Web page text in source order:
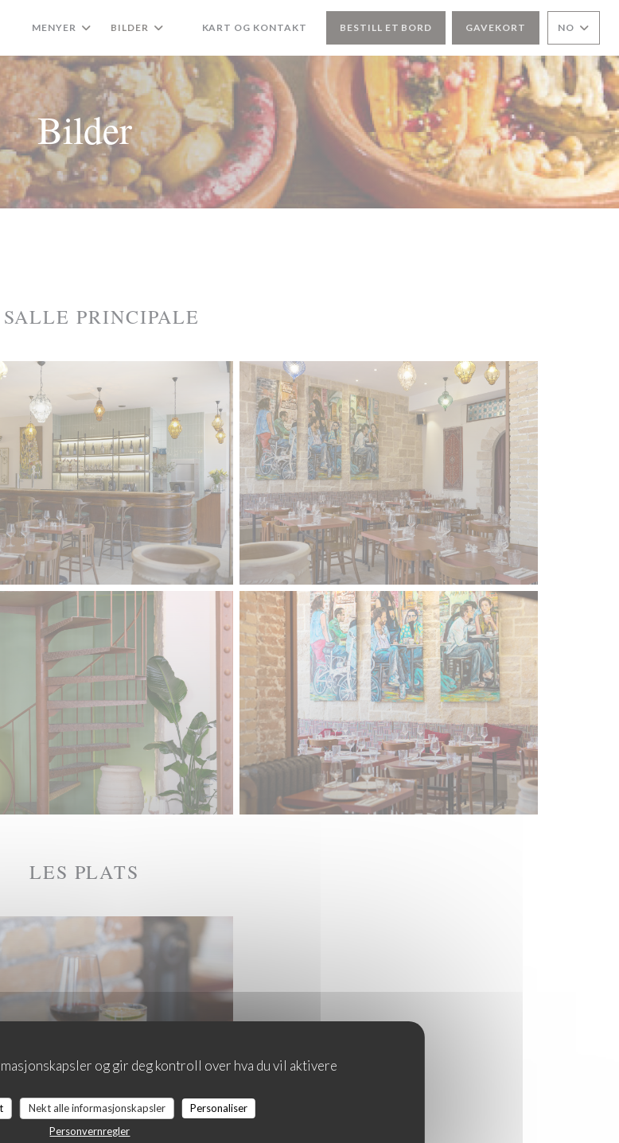
og gir deg kontroll over hva du vil aktivere
Nekt alle informasjonskapsler
Personaliser
Personvernregler
MENYER BILDER KART OG KONTAKT BESTILL ET BORD GAVEKORT NO
Bilder
PRINCIPALE
LES PLATS